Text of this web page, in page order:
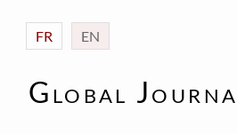
FR EN
Global